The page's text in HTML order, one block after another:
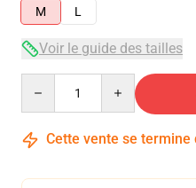
M
L
Voir le guide des tailles
Cette vente se termine